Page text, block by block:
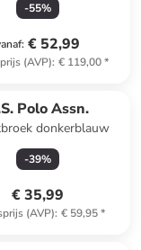
-55%
: € 52,99
(AVP): € 119,00*
Polo Assn.
donkerblauw
-39%
€ 35,99
(AVP): € 59,95*